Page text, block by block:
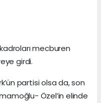
mecburen
girdi.
partisi olsa da, son
Özel’in elinde